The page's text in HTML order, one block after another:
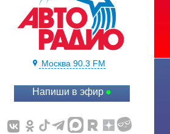
Москва 90.3 FM
Напиши в эфир